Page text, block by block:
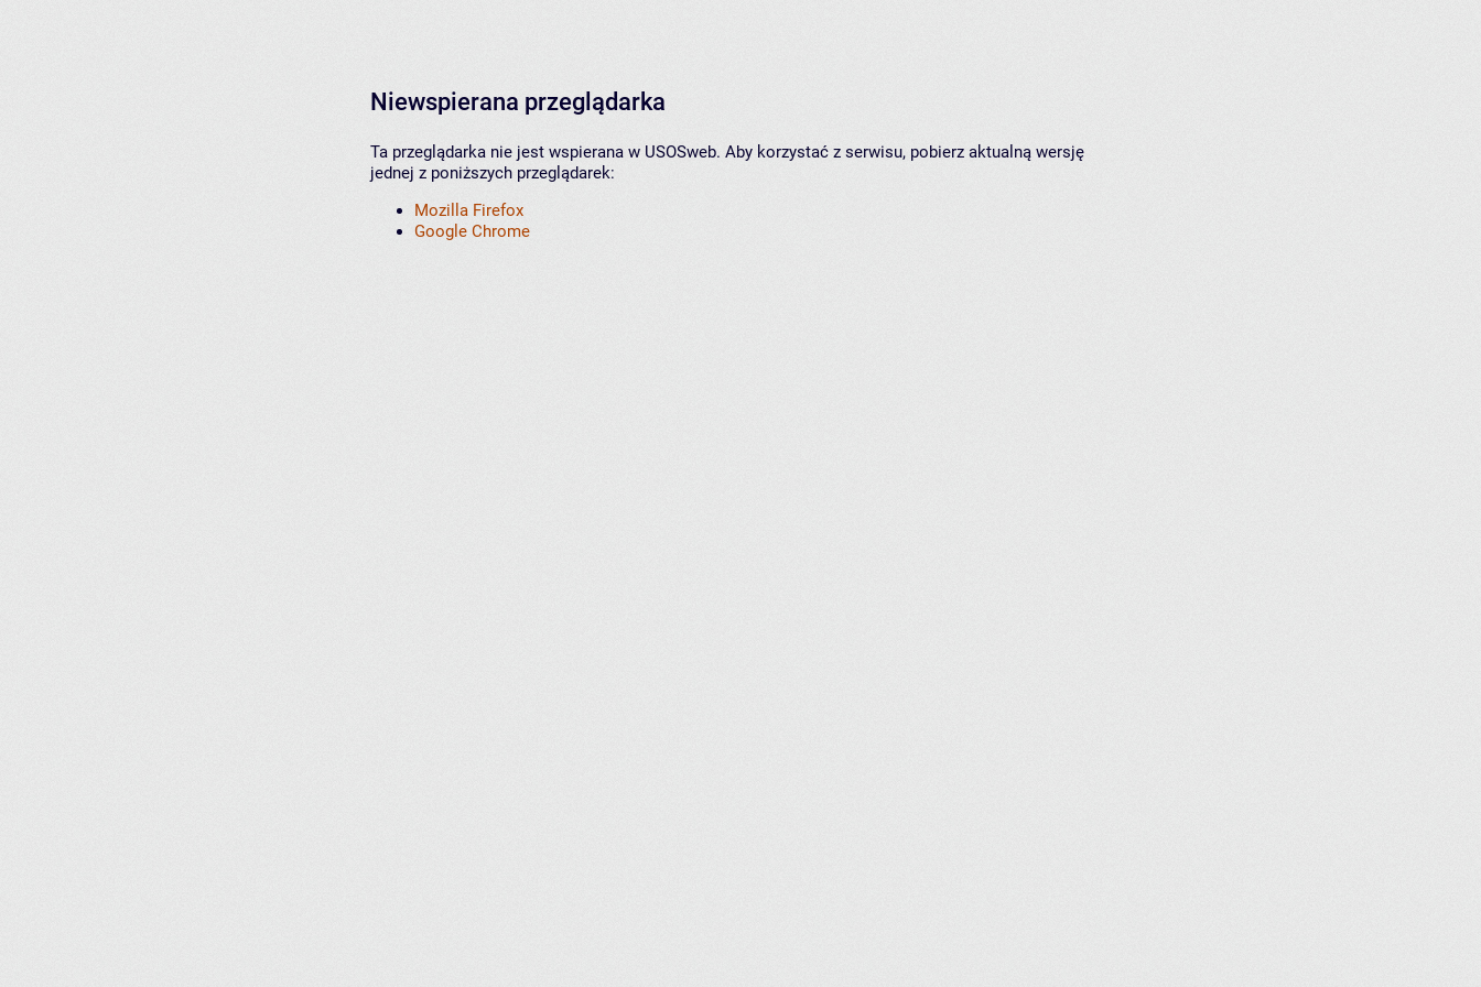
Niewspierana przeglądarka
Ta przeglądarka nie jest wspierana w USOSweb. Aby korzystać z serwisu, pobierz aktualną wersję
jednej z poniższych przeglądarek:
Mozilla Firefox
Google Chrome